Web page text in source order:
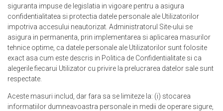
siguranta impuse de legislatia in vigoare pentru a asigura
confidentialitatea si protectia datele personale ale Utilizatorilor
impotriva accesului neautorizat. Administratorul Site-ului se
asigura in permanenta, prin implementarea si aplicarea masurilor
tehnice optime, ca datele personale ale Utilizatorilor sunt folosite
exact asa cum este descris in Politica de Confidentialitate si ca
alegerile fiecarui Utilizator cu privire la prelucrarea datelor sale sunt
respectate.
Aceste masuri includ, dar fara sa se limiteze la: (i) stocarea
informatiilor dumneavoastra personale in medii de operare sigure,